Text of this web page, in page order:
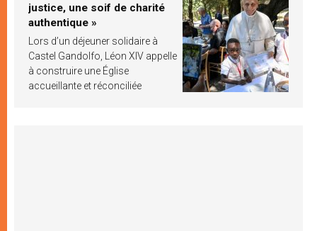
justice, une soif de charité
authentique »
Lors d’un déjeuner solidaire à
Castel Gandolfo, Léon XIV appelle
à construire une Église
accueillante et réconciliée